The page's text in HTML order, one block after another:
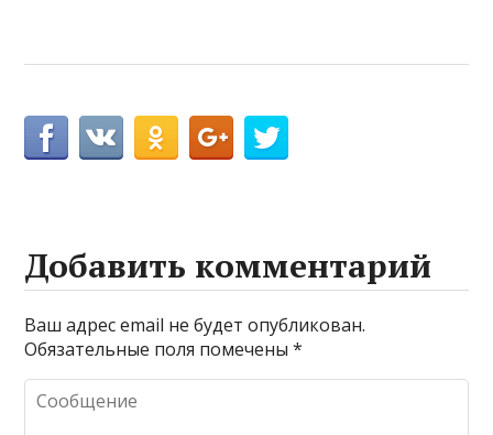
Добавить комментарий
Ваш адрес email не будет опубликован.
Обязательные поля помечены*